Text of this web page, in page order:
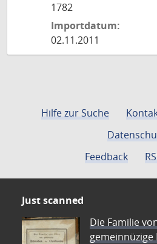
1782
Importdatum:
02.11.2011
Hilfe zur Suche
Feedback
Just scanned
Die Familie